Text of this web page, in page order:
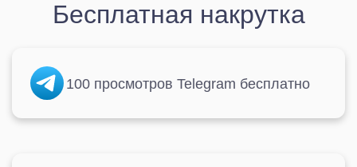
Бесплатная накрутка
100 просмотров Telegram бесплатно